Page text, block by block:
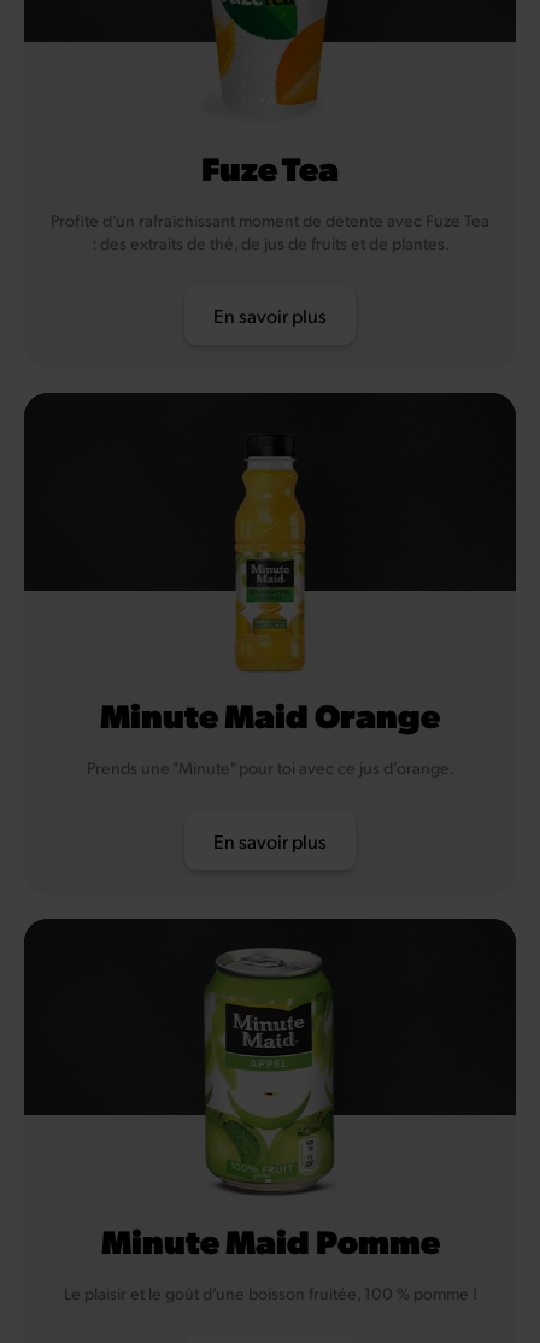
Fuze Tea
Profite d’un rafraîchissant moment de détente avec Fuze Tea
: des extraits de thé, de jus de fruits et de plantes.
En savoir plus
Minute Maid Orange
Prends une "Minute" pour toi avec ce jus d’orange.
En savoir plus
Minute Maid Pomme
Le plaisir et le goût d’une boisson fruitée, 100 % pomme !